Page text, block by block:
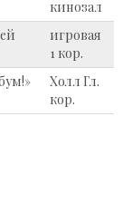
кинозал
игровая
1 кор.
Холл Гл.
кор.